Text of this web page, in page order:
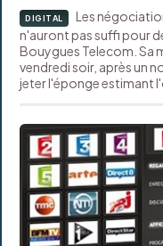
DIGITAL
Les
n'auront pas suffi pour
Bouygues Telecom. Sa
vendredi soir, après un
jeter l'éponge estimant